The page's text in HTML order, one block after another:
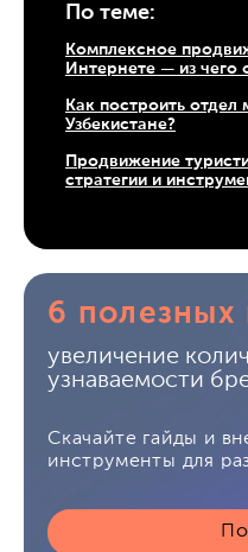
По теме:
Комплексное
Интернете — из чего
Как построить отдел
Узбекистане?
Продвижение
стратегии и
6 полезных
увеличение
узнаваемости
Скачайте гайды и
инструменты для